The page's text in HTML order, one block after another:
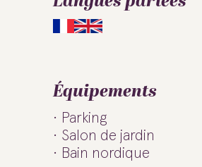
Équipements
Parking
Salon de jardin
Bain nordique